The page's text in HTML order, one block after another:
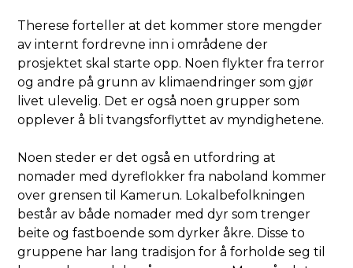
Therese forteller at det kommer store mengder
av internt fordrevne inn i områdene der
prosjektet skal starte opp. Noen flykter fra terror
og andre på grunn av klimaendringer som gjør
livet ulevelig. Det er også noen grupper som
opplever å bli tvangsforflyttet av myndighetene.
Noen steder er det også en utfordring at
nomader med dyreflokker fra naboland kommer
over grensen til Kamerun. Lokalbefolkningen
består av både nomader med dyr som trenger
beite og fastboende som dyrker åkre. Disse to
gruppene har lang tradisjon for å forholde seg til